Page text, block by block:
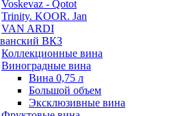
Voskevaz - Qotot
Trinity. KOOR. Jan
VAN ARDI
ВКЗ
Коллекционные вина
Виноградные вина
Вина 0,75 л
Большой объем
Эксклюзивные вина